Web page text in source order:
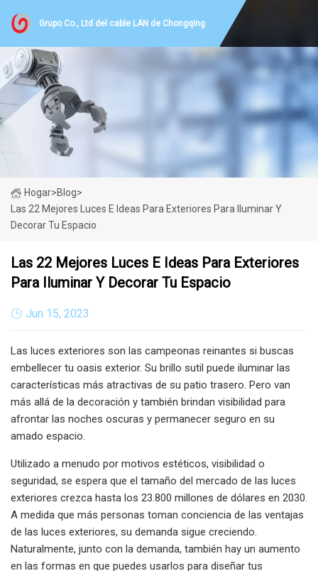
Grupo Co., Ltd del cable LAN de Chongqing
Hogar>Blog>
Las 22 Mejores Luces E Ideas Para Exteriores Para Iluminar Y
Decorar Tu Espacio
Las 22 Mejores Luces E Ideas Para Exteriores
Para Iluminar Y Decorar Tu Espacio
Jun 15, 2023
Las luces exteriores son las campeonas reinantes si buscas
embellecer tu oasis exterior. Su brillo sutil puede iluminar las
características más atractivas de su patio trasero. Pero van
más allá de la decoración y también brindan visibilidad para
afrontar las noches oscuras y permanecer seguro en su
amado espacio.
Utilizado a menudo por motivos estéticos, visibilidad o
seguridad, se espera que el tamaño del mercado de las luces
exteriores crezca hasta los 23.800 millones de dólares en 2030.
A medida que más personas toman conciencia de las ventajas
de las luces exteriores, su demanda sigue creciendo.
Naturalmente, junto con la demanda, también hay un aumento
en las formas en que puedes usarlos para diseñar tus